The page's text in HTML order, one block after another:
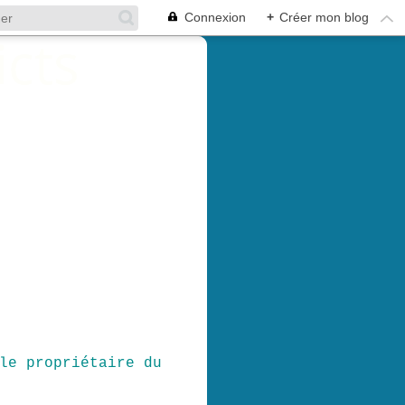
Connexion + Créer mon blog
propriétaire du